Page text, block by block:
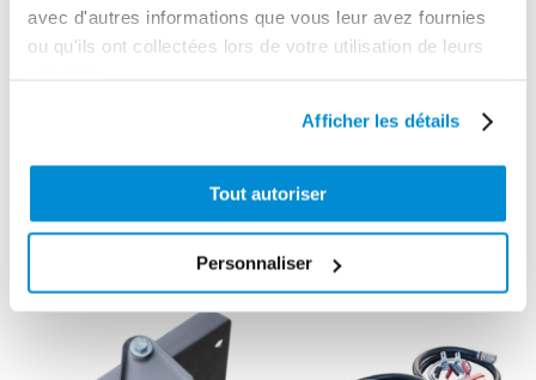
avec d'autres informations que vous leur avez fournies
ou qu'ils ont collectées lors de votre utilisation de leurs
Afficher les détails
Tout autoriser
Personnaliser
tournant (M/F)
Embout cannelé
pompes 12 et
24V